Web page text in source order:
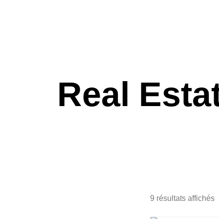
Real
9 résultats affichés